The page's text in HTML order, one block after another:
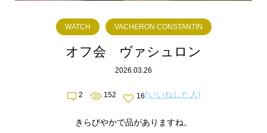
WATCH VACHERON CONSTANTIN
オフ会 ヴァシュロン
2026.03.26
2 152 16(いいねした人)
きらびやかで品がありますね。